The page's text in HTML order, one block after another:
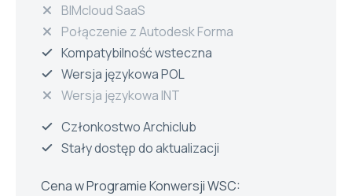
BIMcloud SaaS
Połączenie z Autodesk Forma
Kompatybilność wsteczna
Wersja językowa POL
Wersja językowa INT
Członkostwo Archiclub
Stały dostęp do aktualizacji
Cena w Programie Konwersji WSC: